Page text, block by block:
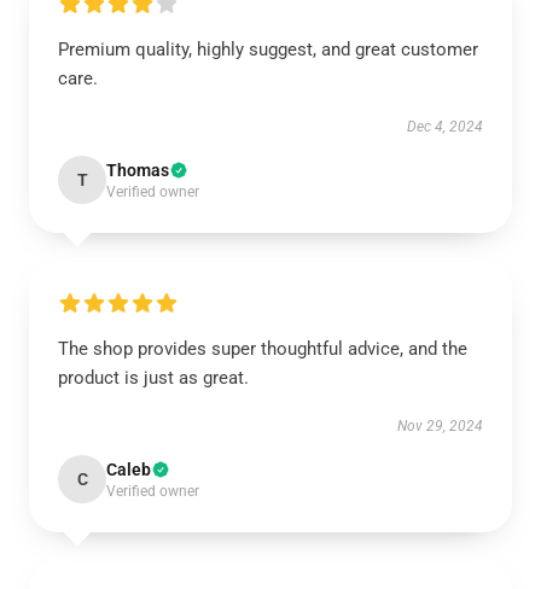
Premium quality, highly suggest, and great customer
care.
Dec 4, 2024
T Thomas
Verified owner
The shop provides super thoughtful advice, and the
product is just as great.
Nov 29, 2024
C Caleb
Verified owner